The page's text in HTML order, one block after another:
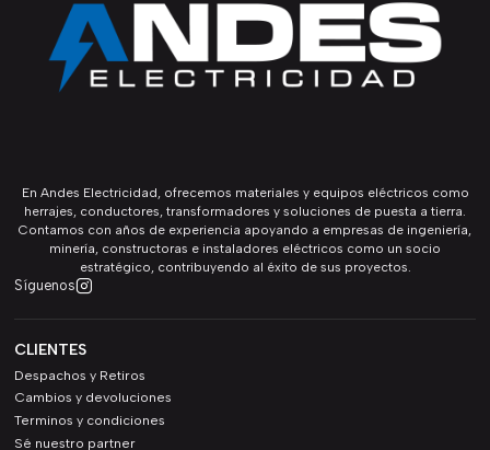
En Andes Electricidad, ofrecemos materiales y equipos eléctricos como
herrajes, conductores, transformadores y soluciones de puesta a tierra.
Contamos con años de experiencia apoyando a empresas de ingeniería,
minería, constructoras e instaladores eléctricos como un socio
estratégico, contribuyendo al éxito de sus proyectos.
Síguenos
CLIENTES
Despachos y Retiros
Cambios y devoluciones
Terminos y condiciones
Sé nuestro partner